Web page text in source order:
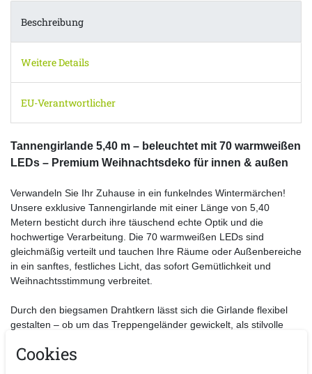
Beschreibung
Weitere Details
EU-Verantwortlicher
Tannengirlande 5,40 m – beleuchtet mit 70 warmweißen
LEDs – Premium Weihnachtsdeko für innen & außen
Verwandeln Sie Ihr Zuhause in ein funkelndes Wintermärchen!
Unsere exklusive Tannengirlande mit einer Länge von 5,40
Metern besticht durch ihre täuschend echte Optik und die
hochwertige Verarbeitung. Die 70 warmweißen LEDs sind
gleichmäßig verteilt und tauchen Ihre Räume oder Außenbereiche
in ein sanftes, festliches Licht, das sofort Gemütlichkeit und
Weihnachtsstimmung verbreitet.
Durch den biegsamen Drahtkern lässt sich die Girlande flexibel
gestalten – ob um das Treppengeländer gewickelt, als stilvolle
drapiert oder als stimmungsvoller Rahmen für Balkon und Garten.
Cookies